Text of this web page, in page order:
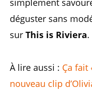
simplement
déguster sans
sur This is Riviera.
À lire aussi : Ça fait
nouveau clip